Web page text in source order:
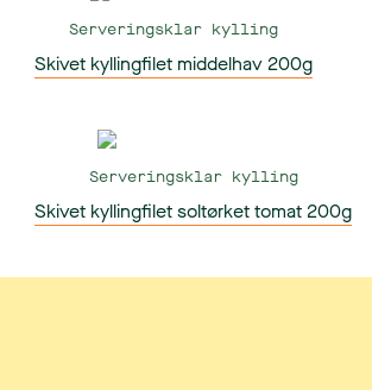
Serveringsklar kylling
Skivet kyllingfilet middelhav 200g
Serveringsklar kylling
Skivet kyllingfilet soltørket tomat 200g